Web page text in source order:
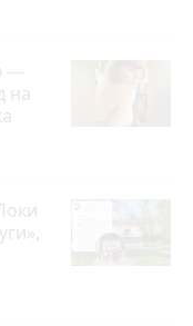
—
на